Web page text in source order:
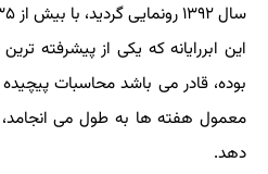
سال ۱۳۹۲ رونمایی گردید، با بیش از ۳۵ ترافلاپس است.
این ابررایانه که یکی از پیشرفته
بوده، قادر می باشد محاسبات
معمول هفته ها به طول می انجامد،
دهد.